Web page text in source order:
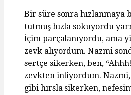
Bir süre sonra hızlanmaya
tutmuş hızla sokuyordu
İçim parçalanıyordu, ama
zevk alıyordum. Nazmi
sertçe sikerken, ben,
zevkten inliyordum.
gibi hırsla sikerken,